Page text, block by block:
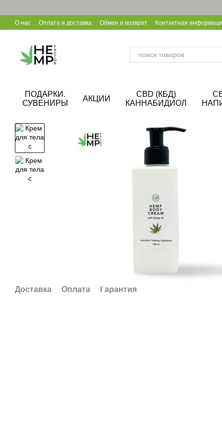
О нас Оплата и доставка Обмен и возврат Контактная
ПОДАРКИ.
СУВЕНИРЫ
АКЦИИ
CBD (КБД)
КАННАБИДИОЛ
Доставка Оплата Гарантия